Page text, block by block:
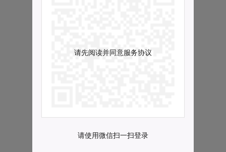
请先阅读并同意服务协议
请使用微信扫一扫登录